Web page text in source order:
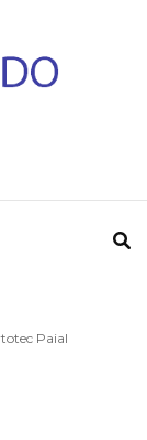
Paial